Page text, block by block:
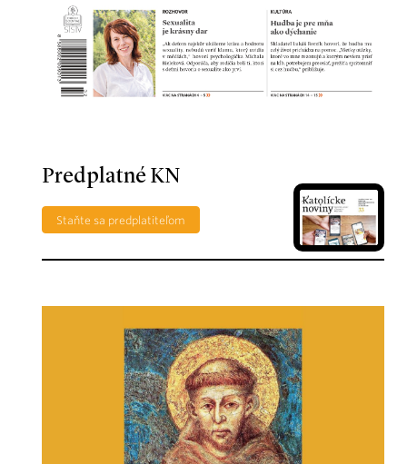
Predplatné KN
Staňte sa predplatiteľom